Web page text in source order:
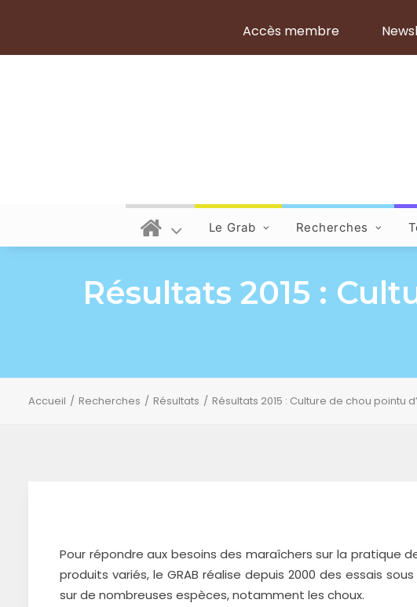
Accès membre
Le Grab Recherches
Résultats 2015 :
Accueil Recherches Résultats Résultats 2015 : Culture de chou pointu
Pour répondre aux besoins des maraîchers sur la pratique
produits variés, le GRAB réalise depuis 2000 des essais
sur de nombreuses espèces, notamment les choux.